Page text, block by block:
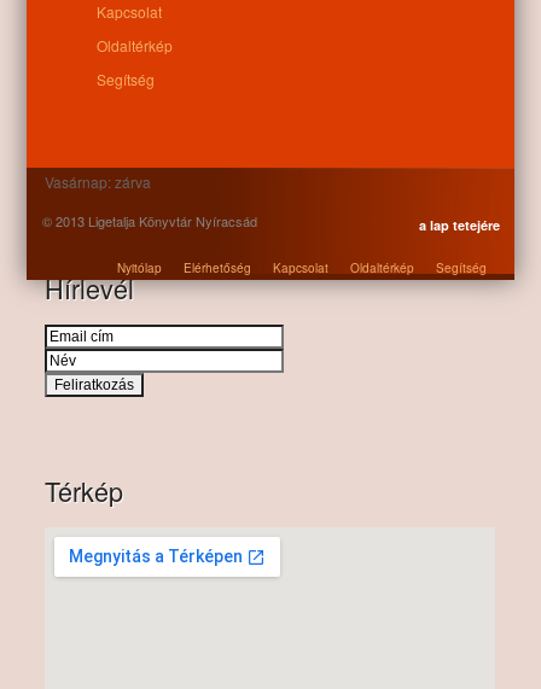
Nyitva tartás:
Hétfő: 9:00-12:00 13:00-16:30
Kedd: 9:00-12:00 13:00-16:30
Szerda: 9:00-12:00 13:00-16:30
Vasárnap: zárva
Hírlevél
Térkép
Kapcsolat
Oldaltérkép
Segítség
© 2013 Ligetalja Könyvtár Nyíracsád a lap tetejére
Nyitólap Elérhetőség Kapcsolat Oldaltérkép Segítség